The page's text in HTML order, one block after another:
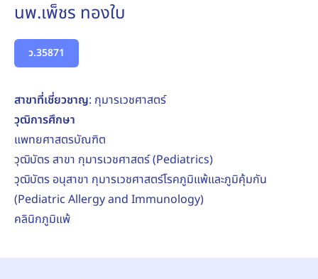
นพ.เพ็ชร ทองใบ
ว.35871
สาขาที่เชี่ยวชาญ: กุมารเวชศาสตร์
วุฒิการศึกษา
แพทยศาสตรบัณฑิต
วุฒิบัตร สาขา กุมารเวชศาสตร์ (Pediatrics)
วุฒิบัตร อนุสาขา กุมารเวชศาสตร์โรคภูมิแพ้และภูมิคุ้มกัน
(Pediatric Allergy and Immunology)
คลินิกภูมิแพ้